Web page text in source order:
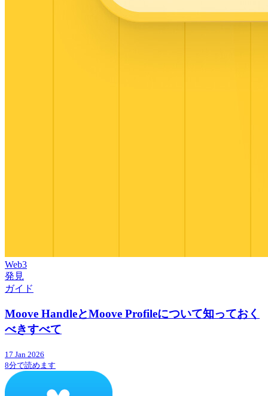
Web3
発見
ガイド
Moove HandleとMoove Profileについて知っておく
べきすべて
17 Jan 2026
8分で読めます